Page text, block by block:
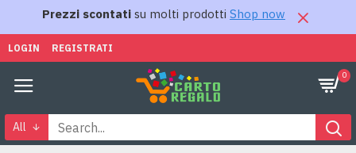
Prezzi scontati su molti prodotti Shop now
LOGIN REGISTRATI
0
All